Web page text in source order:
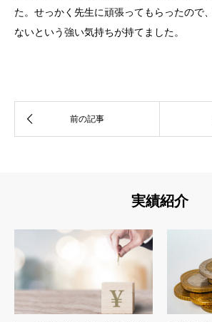
た。せっかく先生に頑張ってもらったので
ないという強い気持ちが持てました。
実績紹介